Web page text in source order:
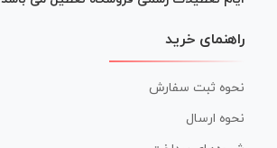
راهنمای خرید
نحوه ثبت سفارش
نحوه ارسال